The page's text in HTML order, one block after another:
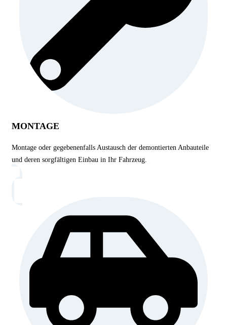
MONTAGE
Montage oder gegebenenfalls Austausch der demontierten Anbauteile
und deren sorgfältigen Einbau in Ihr Fahrzeug.